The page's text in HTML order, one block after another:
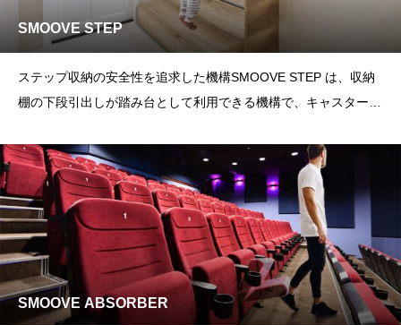
SMOOVE STEP
ステップ収納の安全性を追求した機構SMOOVE STEP は、収納
棚の下段引出しが踏み台として利用できる機構で、キャスターが
SMOOVE ABSORBER